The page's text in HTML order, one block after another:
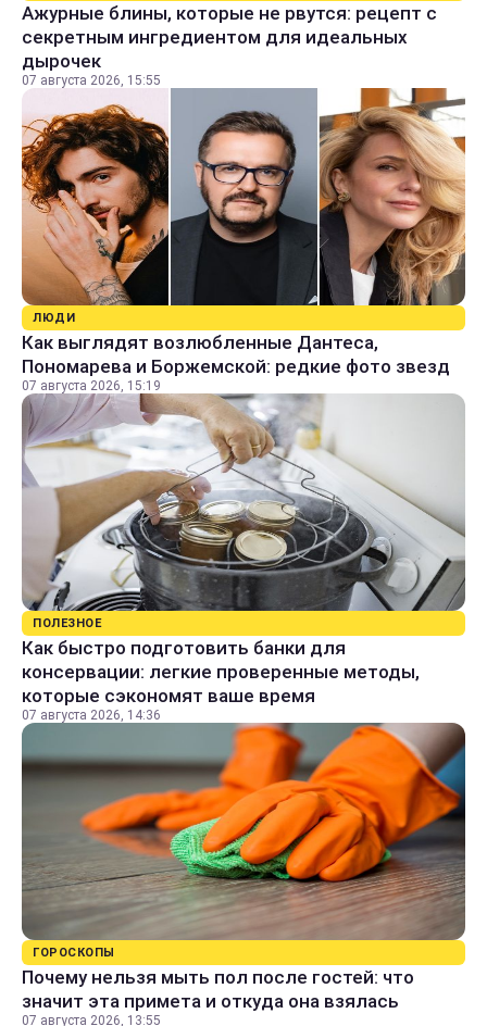
Ажурные блины, которые не рвутся: рецепт с
секретным ингредиентом для идеальных
дырочек
07 августа 2026, 15:55
ЛЮДИ
Как выглядят возлюбленные Дантеса,
Пономарева и Боржемской: редкие фото звезд
07 августа 2026, 15:19
ПОЛЕЗНОЕ
Как быстро подготовить банки для
консервации: легкие проверенные методы,
которые сэкономят ваше время
07 августа 2026, 14:36
ГОРОСКОПЫ
Почему нельзя мыть пол после гостей: что
значит эта примета и откуда она взялась
07 августа 2026, 13:55